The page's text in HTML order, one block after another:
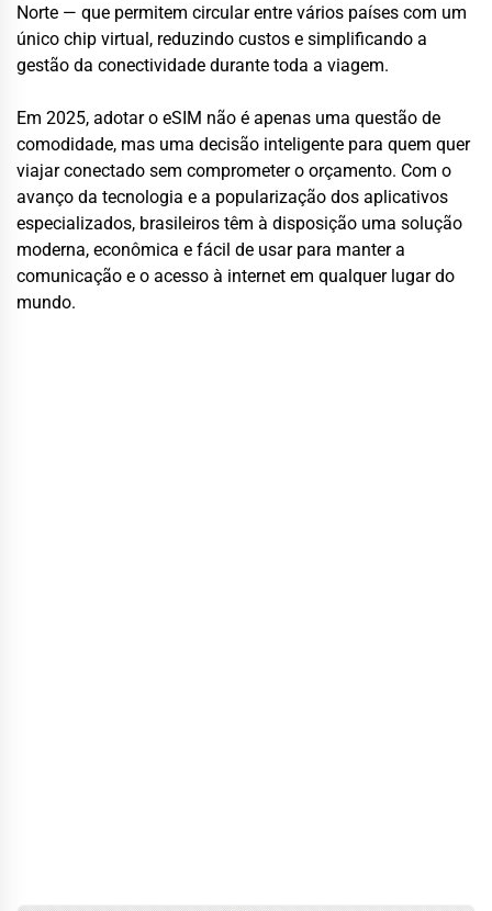
Norte — que permitem circular entre vários países com um
único chip virtual, reduzindo custos e simplificando a
gestão da conectividade durante toda a viagem.
Em 2025, adotar o eSIM não é apenas uma questão de
comodidade, mas uma decisão inteligente para quem quer
viajar conectado sem comprometer o orçamento. Com o
avanço da tecnologia e a popularização dos aplicativos
especializados, brasileiros têm à disposição uma solução
moderna, econômica e fácil de usar para manter a
comunicação e o acesso à internet em qualquer lugar do
mundo.